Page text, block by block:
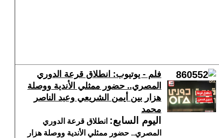
فلم - يوتيوب: انطلاق قرعة الدوري
المصري.. حضور ممثلي الأندية ووصلة
هزار بين أيمن الشريعي وعبد الناصر
محمد
اليوم السابع: انطلاق قرعة الدوري
المصري.. حضور ممثلي الأندية ووصلة هزار